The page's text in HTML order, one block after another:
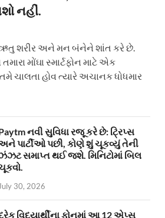
નહીં.
ઋતુ શરીર અને મન બંનેને શાંત કરે છે.
મોંઘા સ્માર્ટફોન માટે એક
ચાલતા હોવ ત્યારે અચાનક ધોધમાર
નવી સુવિધા રજૂ કરે છે: ટ્રિપ્સ
પાર્ટીઓ પછી, કોણે શું ચૂકવ્યું તેની
સમાપ્ત થઈ જશે. મિનિટોમાં બિલ
July 30, 2026
વિદ્યાર્થીના ફોનમાં આ 12 એપ્સ